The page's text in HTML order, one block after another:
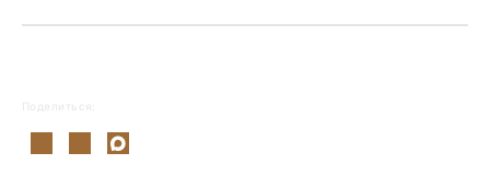
Поделиться: